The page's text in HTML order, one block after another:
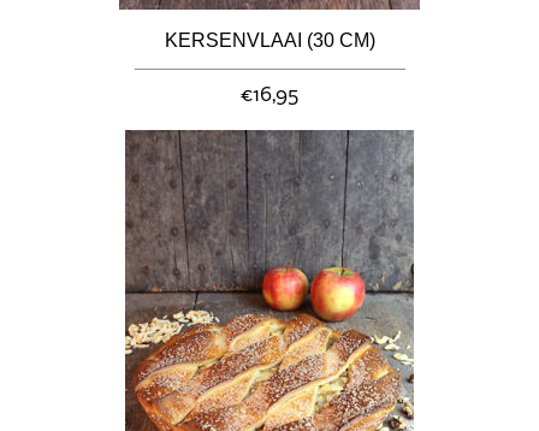
KERSENVLAAI (30 CM)
€16,95